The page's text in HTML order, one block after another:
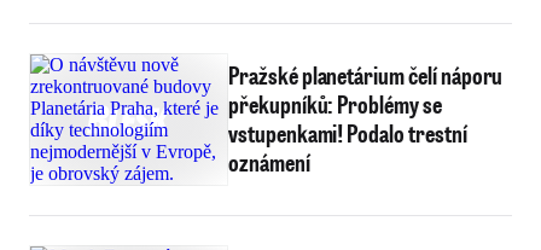
Pražské planetárium čelí náporu
překupníků: Problémy se
vstupenkami! Podalo trestní
oznámení